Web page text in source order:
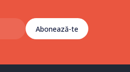
Abonează-te